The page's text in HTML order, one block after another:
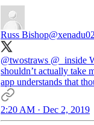
Russ Bishop@xenadu02
@twostraws @_inside
shouldn’t actually take
app understands that
2:20 AM · Dec 2, 2019